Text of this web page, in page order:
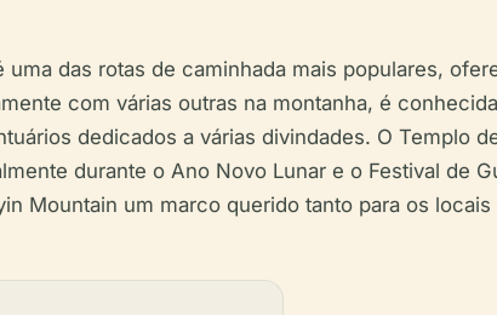
uma das rotas de caminhada mais populares,
com várias outras na montanha, é
dedicados a várias divindades. O Templo
durante o Ano Novo Lunar e o Festival de
Mountain um marco querido tanto para os